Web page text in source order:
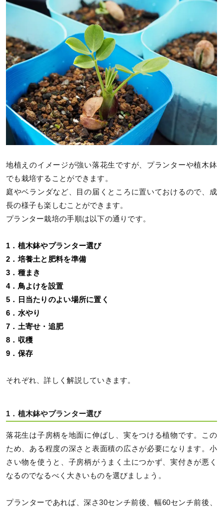
地植えのイメージが強い落花生ですが、プランターや植木鉢
でも栽培することができます。
庭やベランダなど、目の届くところに置いておけるので、成
長の様子も楽しむことができます。
プランター栽培の手順は以下の通りです。
1．植木鉢やプランター選び
2．培養土と肥料を準備
3．種まき
4．鳥よけを設置
5．日当たりのよい場所に置く
6．水やり
7．土寄せ・追肥
8．収穫
9．保存
それぞれ、詳しく解説していきます。
1．植木鉢やプランター選び
落花生は子房柄を地面に伸ばし、実をつける植物です。この
ため、ある程度の深さと表面積の広さが必要になります。小
さい物を使うと、子房柄がうまく土につかず、実付きが悪く
なるのでなるべく大きいものを選びましょう。
プランターであれば、深さ30センチ前後、幅60センチ前後、